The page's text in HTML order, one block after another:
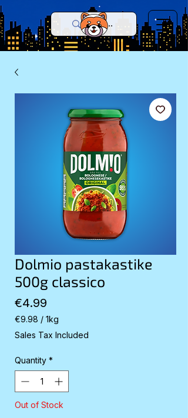
Dolmio pastakastike
500g classico
€4.99
€9.98 / 1kg
€9.98
per
Kilogram
Sales Tax Included
Quantity *
Out of Stock